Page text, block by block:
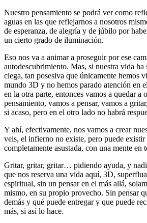
Nuestro pensamiento se podrá ver como
aguas en las que reflejarnos a nosotros
de esperanza, de alegría y de júbilo por
un cierto grado de iluminación.
Eso nos va a animar a proseguir por ese
autodescubrimiento. Mas, si nuestra vida ha
ciega, tan posesiva que únicamente hemos
mundo 3D y no hemos parado atención en
en la otra parte, entonces vamos a quedar a
pensamiento, vamos a pensar, vamos a
si acaso, pero en el otro lado no habrá
Y ahí, efectivamente, nos vamos a crear
veis, el infierno no existe, pero puede existir
completamente asustada, con una mente en
Gritar, gritar, gritar… pidiendo ayuda, y
que nos reserva una vida aquí, 3D,
espiritual, sin un pensar en el más allá,
mismo, en su propio provecho. Sin pensar
demás y qué puede entregar y que puede
más, si así lo hace.